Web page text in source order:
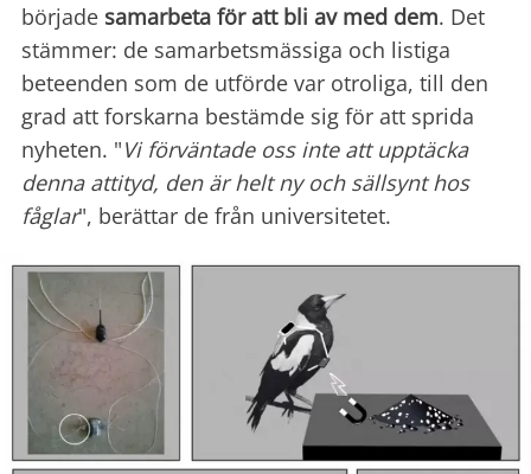
började samarbeta för att bli av med dem. Det
stämmer: de samarbetsmässiga och listiga
beteenden som de utförde var otroliga, till den
grad att forskarna bestämde sig för att sprida
nyheten. "Vi förväntade oss inte att upptäcka
denna attityd, den är helt ny och sällsynt hos
fåglar", berättar de från universitetet.